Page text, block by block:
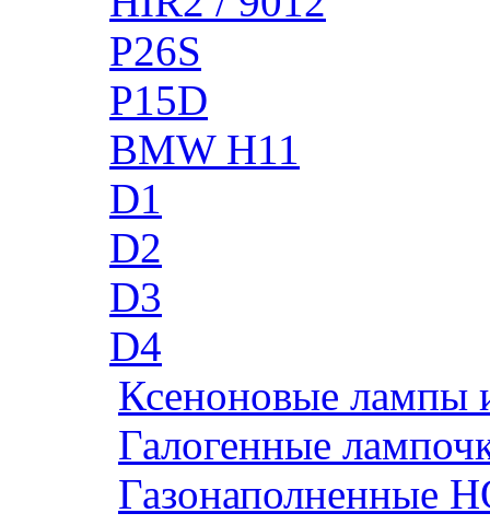
P26S
P15D
BMW H11
D1
D2
D3
D4
Ксеноновые лампы
Галогенные
Газонаполненные